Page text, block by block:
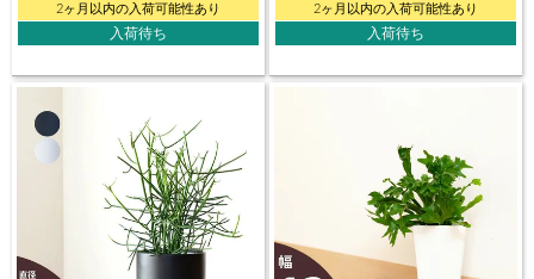
2ヶ月以内の入荷可能性あり
入荷待ち
2ヶ月以内の入荷可能性あり
入荷待ち